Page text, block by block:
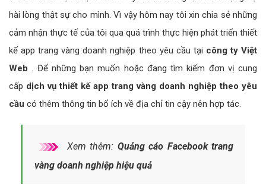
hài lòng thật sự cho mình. Vì vậy hôm nay tôi xin chia sẻ những
cảm nhận thực tế của tôi qua quá trình thực hiện phát triển thiết
kế app trang vàng doanh nghiệp theo yêu cầu tại công ty Việt
Web . Để những bạn muốn hoặc đang tìm kiếm đơn vị cung
cấp dịch vụ thiết kế app trang vàng doanh nghiệp theo yêu
cầu có thêm thông tin bổ ích về địa chỉ tin cậy nên hợp tác.
Xem thêm: Quảng cáo Facebook trang
vàng doanh nghiệp hiệu quả